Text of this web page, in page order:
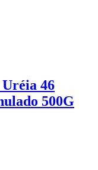
46
500G